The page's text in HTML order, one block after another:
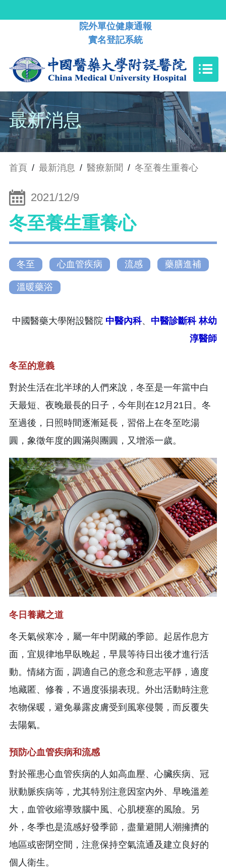
院外單位健康通報
實名登記系統
最新消息
首頁 / 最新消息 / 醫療新聞 / 冬至養生重養心
2021/12/9
冬至養生重養心
冬至 心血管疾病 流感 藥膳進補
溫暖藥浴
中國醫藥大學附設醫院 中醫內科、 中醫診斷科 林幼
淳醫師
冬至的意義
對於生活在北半球的人們來說，冬至是一年當中白
天最短、夜晚最長的日子，今年則在12月21日。冬
至過後，日照時間逐漸延長，習俗上在冬至吃湯
圓，象徵年度的圓滿與團圓，又增添一歲。
冬日養藏之道
冬天氣候寒冷，屬一年中閉藏的季節。起居作息方
面，宜規律地早臥晚起，早晨等待日出後才進行活
動。情緒方面，調適自己的意念和意志平靜，適度
地藏匿、修養，不過度張揚表現。外出活動時注意
衣物保暖，避免暴露皮膚受到風寒侵襲，而反覆失
去陽氣。
預防心血管疾病和流感
對於罹患心血管疾病的人如高血壓、心臟疾病、冠
狀動脈疾病等，尤其特別注意因室內外、早晚溫差
大，血管收縮導致腦中風、心肌梗塞的風險。另
外，冬季也是流感好發季節，盡量避開人潮擁擠的
地區或密閉空間，注意保持空氣流通及建立良好的
個人衛生。